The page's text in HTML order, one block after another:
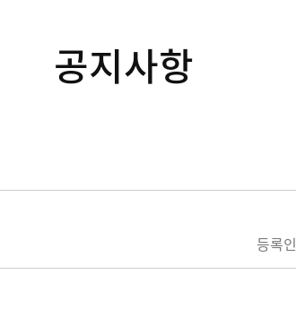
공지사항
등록인